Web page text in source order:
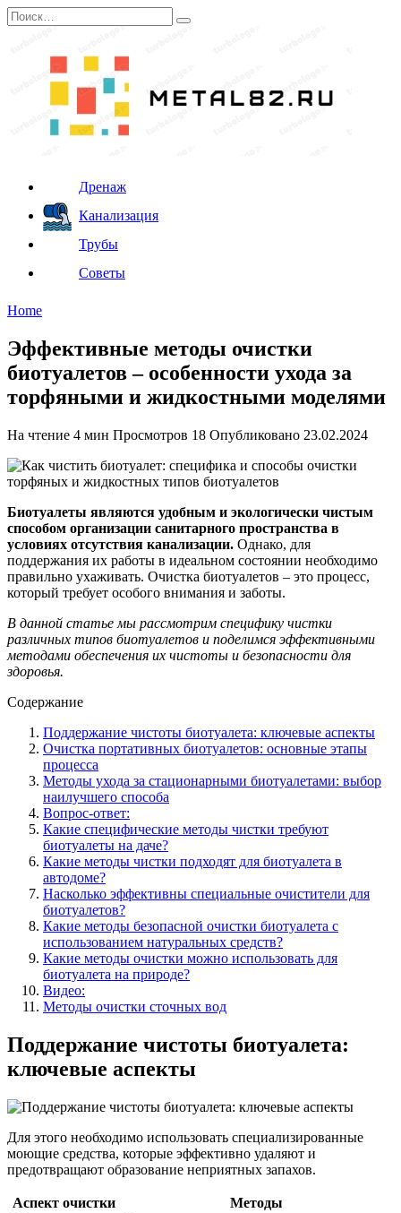
Перейти
к
Search
for:
Дренаж
Канализация
Трубы
Советы
Home
Эффективные методы очистки
биотуалетов – особенности ухода за
торфяными и жидкостными моделями
На чтение 4 мин Просмотров 18 Опубликовано 23.02.2024
Биотуалеты являются удобным и экологически чистым
способом организации санитарного пространства в
условиях отсутствия канализации. Однако, для
поддержания их работы в идеальном состоянии необходимо
правильно ухаживать. Очистка биотуалетов – это процесс,
который требует особого внимания и заботы.
В данной статье мы рассмотрим специфику чистки
различных типов биотуалетов и поделимся эффективными
методами обеспечения их чистоты и безопасности для
здоровья.
Содержание
Поддержание чистоты биотуалета: ключевые аспекты
Очистка портативных биотуалетов: основные этапы
процесса
Методы ухода за стационарными биотуалетами: выбор
наилучшего способа
Вопрос-ответ:
Какие специфические методы чистки требуют
биотуалеты на даче?
Какие методы чистки подходят для биотуалета в
автодоме?
Насколько эффективны специальные очистители для
биотуалетов?
Какие методы безопасной очистки биотуалета с
использованием натуральных средств?
Какие методы очистки можно использовать для
биотуалета на природе?
Видео:
Методы очистки сточных вод
Поддержание чистоты биотуалета:
ключевые аспекты
Для этого необходимо использовать специализированные
моющие средства, которые эффективно удаляют и
предотвращают образование неприятных запахов.
Аспект очистки
Методы